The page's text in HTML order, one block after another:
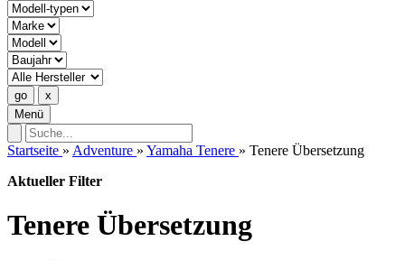
Menü
Startseite » Adventure » Yamaha Tenere » Tenere Übersetzung
Aktueller Filter
Tenere Übersetzung